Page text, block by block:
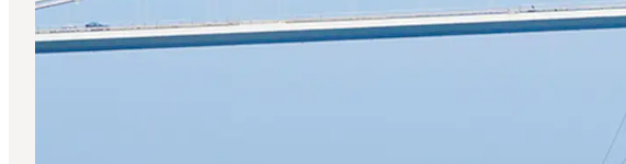
Planlæg din tur
Book guidet tur